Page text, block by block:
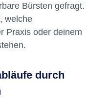
Bürsten gefragt.
welche
Praxis oder deinem
durch